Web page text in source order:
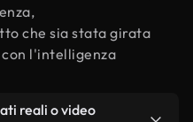
che sia stata girata
l'intelligenza
reali o video